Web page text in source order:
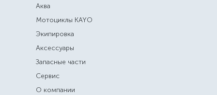
Аква
Мотоциклы KAYO
Экипировка
Аксессуары
Запасные части
Сервис
О компании